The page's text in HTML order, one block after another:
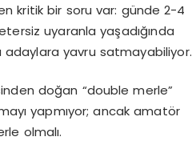
kritik bir soru var: günde 2-4
uyaranla yaşadığında
adaylara yavru satmayabiliyor.
doğan “double merle”
yapmıyor; ancak amatör
olmalı.